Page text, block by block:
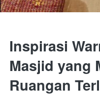
Inspirasi
Masjid yang
Ruangan